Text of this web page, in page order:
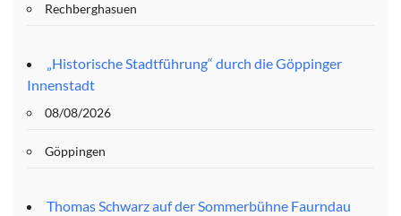
Rechberghasuen
„Historische Stadtführung“ durch die Göppinger
Innenstadt
08/08/2026
Göppingen
Thomas Schwarz auf der Sommerbühne Faurndau